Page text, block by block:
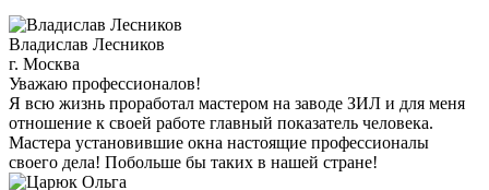
Владислав Лесников
г. Москва
Уважаю профессионалов!
Я всю жизнь проработал мастером на заводе ЗИЛ и для меня
отношение к своей работе главный показатель человека.
Мастера установившие окна настоящие профессионалы
своего дела! Побольше бы таких в нашей стране!